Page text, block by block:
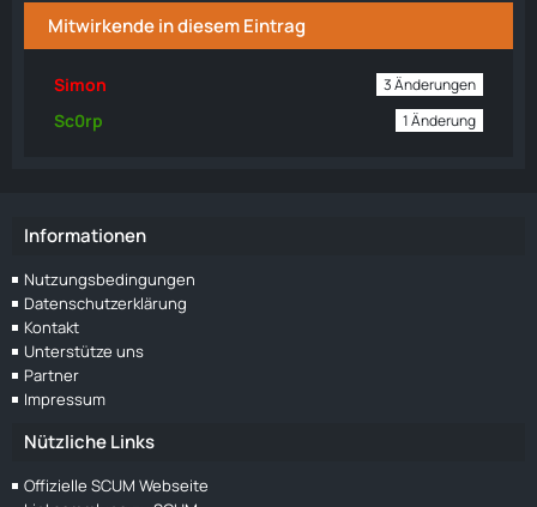
Mitwirkende in diesem Eintrag
Simon 3 Änderungen
Sc0rp 1 Änderung
Informationen
Nutzungsbedingungen
Datenschutzerklärung
Kontakt
Unterstütze uns
Partner
Impressum
Nützliche Links
Offizielle SCUM Webseite